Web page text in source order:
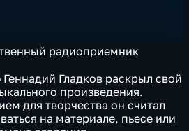
радиоприемник
Гладков раскрыл свой
произведения.
для творчества он считал
на материале, пьесе или